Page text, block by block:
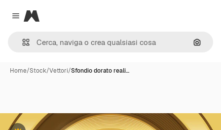
Close menu
Magnific
Cerca
Home/Stock/Vettori/Sfondio dorato reali…